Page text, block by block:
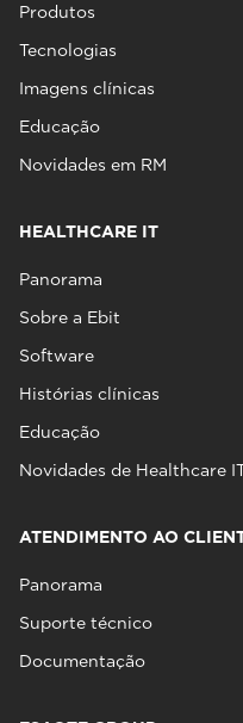
Produtos
Tecnologias
Imagens clínicas
Educação
Novidades em RM
HEALTHCARE IT
Panorama
Sobre a Ebit
Software
Histórias clínicas
Educação
Novidades de Healthcare
ATENDIMENTO AO
Panorama
Suporte técnico
Documentação